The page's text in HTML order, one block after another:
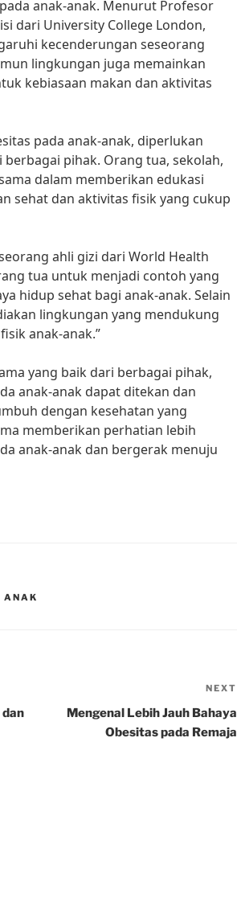
anak-anak. Menurut Profesor
dari University College London,
kecenderungan seseorang
lingkungan juga memainkan
kebiasaan makan dan aktivitas
pada anak-anak, diperlukan
pihak. Orang tua, sekolah,
dalam memberikan edukasi
sehat dan aktivitas fisik yang cukup
ahli gizi dari World Health
tua untuk menjadi contoh yang
hidup sehat bagi anak-anak. Selain
lingkungan yang mendukung
anak-anak.”
yang baik dari berbagai pihak,
anak-anak dapat ditekan dan
dengan kesehatan yang
memberikan perhatian lebih
anak-anak dan bergerak menuju
ANAK
NEXT
Mengenal Lebih Jauh Bahaya
Obesitas pada Remaja